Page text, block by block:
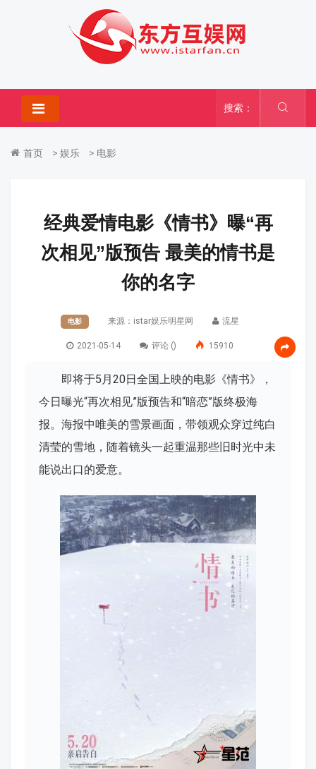
搜索：
首页 > 娱乐 > 电影
经典爱情电影《情书》曝“再
次相见”版预告 最美的情书是
你的名字
电影 来源：istar娱乐明星网 流星
2021-05-14 评论 () 15910
即将于5月20日全国上映的电影《情书》，
今日曝光“再次相见”版预告和“暗恋”版终极海
报。海报中唯美的雪景画面，带领观众穿过纯白
清莹的雪地，随着镜头一起重温那些旧时光中未
能说出口的爱意。